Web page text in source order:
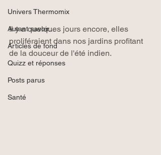
Univers Thermomix
Autant savoir...
Articles de fond
Quizz et réponses
Posts parus
Santé
Il y a quelques jours encore, elles
proliféraient dans nos jardins profitant
de la douceur de l'été indien.